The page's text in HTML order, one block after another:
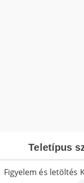
Teletípus
Figyelem és letöltés